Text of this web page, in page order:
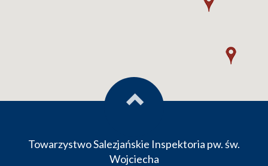
Towarzystwo Salezjańskie Inspektoria pw. św.
Wojciecha